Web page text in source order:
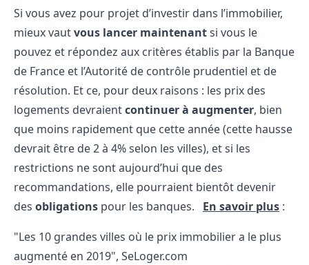
Si vous avez pour projet d’investir dans l’immobilier,
mieux vautvous lancer maintenantsi vous le
pouvez et répondez aux critères établis par la Banque
de France et l’Autorité de contrôle prudentiel et de
résolution. Et ce, pour deux raisons : les prix des
logements devraientcontinuer à augmenter, bien
que moins rapidement que cette année (cette hausse
devrait être de 2 à 4% selon les villes), et si les
restrictions ne sont aujourd’hui que des
recommandations, elle pourraient bientôt devenir
des obligations pour les banques. En savoir plus :
"Les 10 grandes villes où le prix immobilier a le plus
augmenté en 2019", SeLoger.com